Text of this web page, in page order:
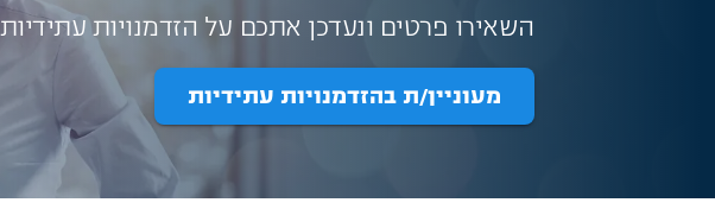
השאירו פרטים ונעדכן אתכם על הזדמנויות עתידיות
מעוניין/ת בהזדמנויות עתידיות